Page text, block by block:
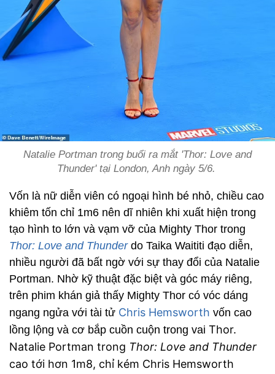
Natalie Portman trong buổi ra mắt 'Thor: Love and
Thunder' tại London, Anh ngày 5/6.
Vốn là nữ diễn viên có ngoại hình bé nhỏ, chiều cao
khiêm tốn chỉ 1m6 nên dĩ nhiên khi xuất hiện trong
tạo hình to lớn và vạm vỡ của Mighty Thor trong
Thor: Love and Thunder do Taika Waititi đạo diễn,
nhiều người đã bất ngờ với sự thay đổi của Natalie
Portman. Nhờ kỹ thuật đặc biệt và góc máy riêng,
trên phim khán giả thấy Mighty Thor có vóc dáng
ngang ngửa với tài tử Chris Hemsworth vốn cao
lồng lộng và cơ bắp cuồn cuộn trong vai Thor.
Natalie Portman trong Thor: Love and Thunder
cao tới hơn 1m8, chỉ kém Chris Hemsworth